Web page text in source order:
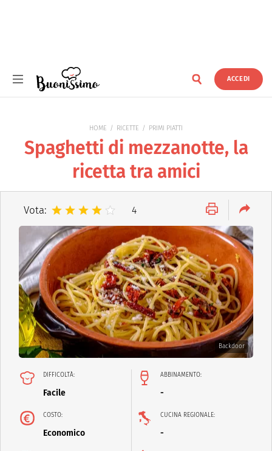
ACCEDI
HOME RICETTE PRIMI PIATTI
Spaghetti di mezzanotte, la
ricetta tra amici
Vota: 4
Backdoor
DIFFICOLTÀ:
Facile
ABBINAMENTO:
-
COSTO:
Economico
CUCINA REGIONALE:
-